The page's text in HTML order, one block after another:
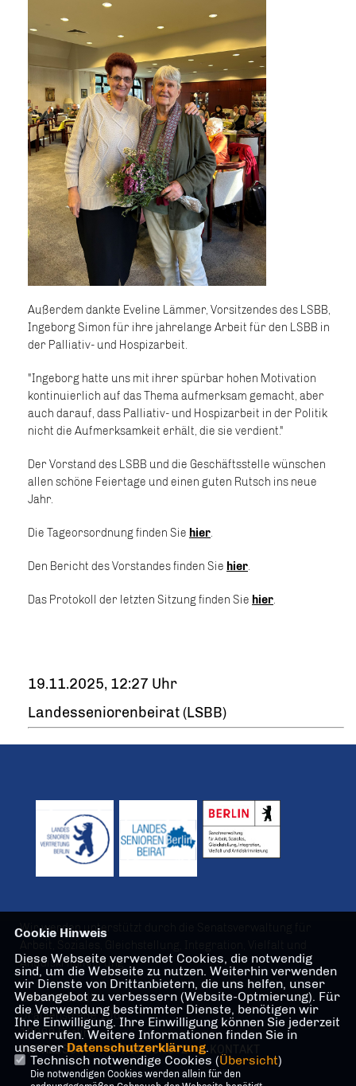
Außerdem dankte Eveline Lämmer, Vorsitzendes des LSBB,
Ingeborg Simon für ihre jahrelange Arbeit für den LSBB in
der Palliativ- und Hospizarbeit.
"Ingeborg hatte uns mit ihrer spürbar hohen Motivation
kontinuierlich auf das Thema aufmerksam gemacht, aber
auch darauf, dass Palliativ- und Hospizarbeit in der Politik
nicht die Aufmerksamkeit erhält, die sie verdient."
Der Vorstand des LSBB und die Geschäftsstelle wünschen
allen schöne Feiertage und einen guten Rutsch ins neue
Jahr.
Die Tageorsordnung finden Sie hier.
Den Bericht des Vorstandes finden Sie hier.
Das Protokoll der letzten Sitzung finden Sie hier.
19.11.2025, 12:27 Uhr
Landesseniorenbeirat (LSBB)
Wir werden unterstützt durch die Senatsverwaltung für
Antidiskriminierung
Geschäftsstelle
Oranienstraße 106
10969 Berlin
IMPRESSUM
DATENSCHUTZ
Cookie Hinweis
Diese Webseite verwendet Cookies, die notwendig
sind, um die Webseite zu nutzen. Weiterhin verwenden
wir Dienste von Drittanbietern, die uns helfen, unser
Webangebot zu verbessern (Website-Optmierung). Für
die Verwendung bestimmter Dienste, benötigen wir
Ihre Einwilligung. Ihre Einwilligung können Sie jederzeit
widerrufen. Weitere Informationen finden Sie in
unserer Datenschutzerklärung.
Technisch notwendige Cookies (Übersicht)
Die notwendigen Cookies werden allein für den